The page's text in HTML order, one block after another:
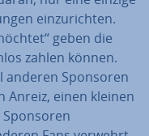
ein­zu­rich­ten.
geben die
zahlen können.
anderen Sponsoren
Anreiz, einen kleinen